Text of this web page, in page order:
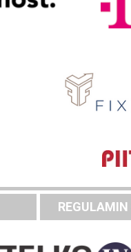
REGULAMIN